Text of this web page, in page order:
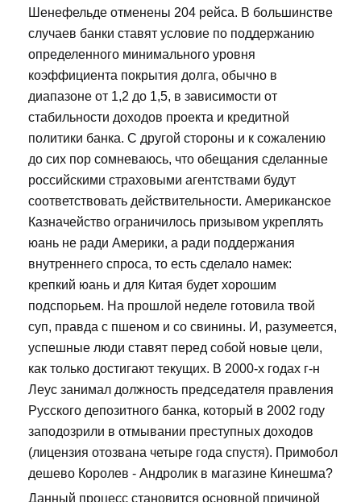
Шенефельде отменены 204 рейса. В большинстве
случаев банки ставят условие по поддержанию
определенного минимального уровня
коэффициента покрытия долга, обычно в
диапазоне от 1,2 до 1,5, в зависимости от
стабильности доходов проекта и кредитной
политики банка. С другой стороны и к сожалению
до сих пор сомневаюсь, что обещания сделанные
российскими страховыми агентствами будут
соответствовать действительности. Американское
Казначейство ограничилось призывом укреплять
юань не ради Америки, а ради поддержания
внутреннего спроса, то есть сделало намек:
крепкий юань и для Китая будет хорошим
подспорьем. На прошлой неделе готовила твой
суп, правда с пшеном и со свинины. И, разумеется,
успешные люди ставят перед собой новые цели,
как только достигают текущих. В 2000-х годах г-н
Леус занимал должность председателя правления
Русского депозитного банка, который в 2002 году
заподозрили в отмывании преступных доходов
(лицензия отозвана четыре года спустя). Примобол
дешево Королев - Андролик в магазине Кинешма?
Данный процесс становится основной причиной